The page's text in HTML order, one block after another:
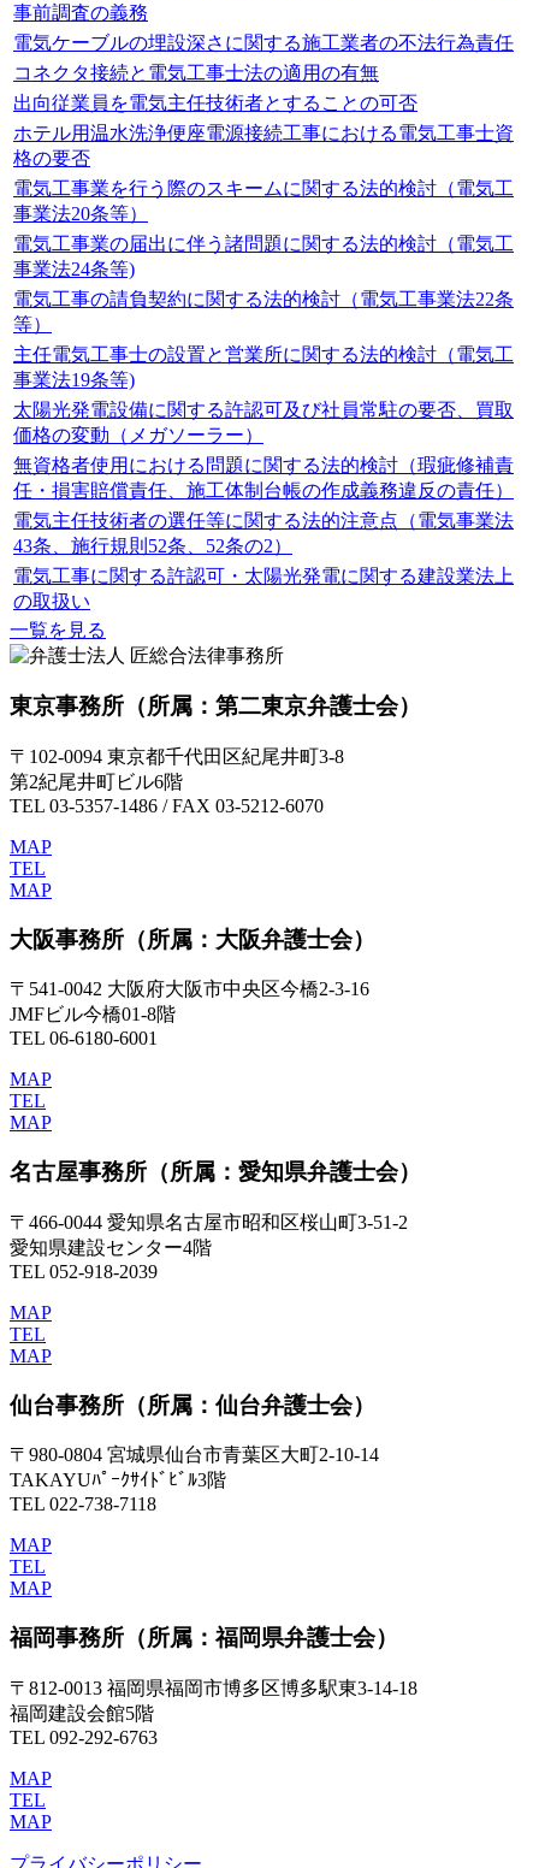
事前調査の義務
電気ケーブルの埋設深さに関する施工業者の不法行為責任
コネクタ接続と電気工事士法の適用の有無
出向従業員を電気主任技術者とすることの可否
ホテル用温水洗浄便座電源接続工事における電気工事士資
格の要否
電気工事業を行う際のスキームに関する法的検討（電気工
事業法20条等）
電気工事業の届出に伴う諸問題に関する法的検討（電気工
事業法24条等)
電気工事の請負契約に関する法的検討（電気工事業法22条
等）
主任電気工事士の設置と営業所に関する法的検討（電気工
事業法19条等)
太陽光発電設備に関する許認可及び社員常駐の要否、買取
価格の変動（メガソーラー）
無資格者使用における問題に関する法的検討（瑕疵修補責
任・損害賠償責任、施工体制台帳の作成義務違反の責任）
電気主任技術者の選任等に関する法的注意点（電気事業法
43条、施行規則52条、52条の2）
電気工事に関する許認可・太陽光発電に関する建設業法上
の取扱い
一覧を見る
東京事務所 （所属：第二東京弁護士会）
〒102-0094 東京都千代田区紀尾井町3-8
第2紀尾井町ビル6階
TEL 03-5357-1486 / FAX 03-5212-6070
MAP
TEL
MAP
大阪事務所 （所属：大阪弁護士会）
〒541-0042 大阪府大阪市中央区今橋2-3-16
JMFビル今橋01-8階
TEL 06-6180-6001
MAP
TEL
MAP
名古屋事務所 （所属：愛知県弁護士会）
〒466-0044 愛知県名古屋市昭和区桜山町3-51-2
愛知県建設センター4階
TEL 052-918-2039
MAP
TEL
MAP
仙台事務所 （所属：仙台弁護士会）
〒980-0804 宮城県仙台市青葉区大町2-10-14
TAKAYUﾊﾟｰｸｻｲﾄﾞﾋﾞﾙ3階
TEL 022-738-7118
MAP
TEL
MAP
福岡事務所 （所属：福岡県弁護士会）
〒812-0013 福岡県福岡市博多区博多駅東3-14-18
福岡建設会館5階
TEL 092-292-6763
MAP
TEL
MAP
プライバシーポリシー